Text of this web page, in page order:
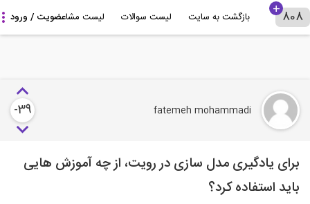
بازگشت به سایت لیست سوالات لیست مشاوران درباره 808+
fatemeh mohammadi
-39
برای یادگیری مدل سازی در رویت، از چه آموزش هایی
باید استفاده کرد؟